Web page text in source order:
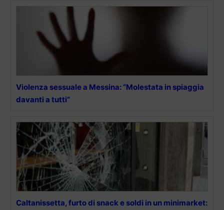
Violenza sessuale a Messina: “Molestata in spiaggia
davanti a tutti”
Caltanissetta, furto di snack e soldi in un minimarket: